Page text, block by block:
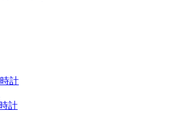
計
計